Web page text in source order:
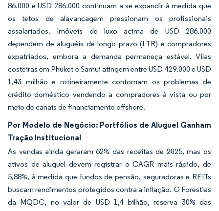
86.000 e USD 286.000 continuam a se expandir à medida que
os tetos de alavancagem pressionam os profissionais
assalariados. Imóveis de luxo acima de USD 286.000
dependem de aluguéis de longo prazo (LTR) e compradores
expatriados, embora a demanda permaneça estável. Vilas
costeiras em Phuket e Samui atingem entre USD 429.000 e USD
1,43 milhão e rotineiramente contornam os problemas de
crédito doméstico vendendo a compradores à vista ou por
meio de canais de financiamento offshore.
Por Modelo de Negócio: Portfólios de Aluguel Ganham
Tração Institucional
As vendas ainda geraram 62% das receitas de 2025, mas os
ativos de aluguel devem registrar o CAGR mais rápido, de
5,88%, à medida que fundos de pensão, seguradoras e REITs
buscam rendimentos protegidos contra a inflação. O Forestias
da MQDC, no valor de USD 1,4 bilhão, reserva 30% das